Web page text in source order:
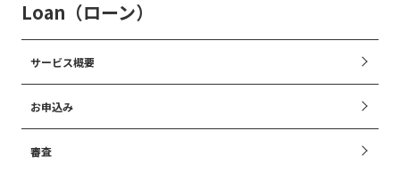
Loan（ローン）
サービス概要
お申込み
審査